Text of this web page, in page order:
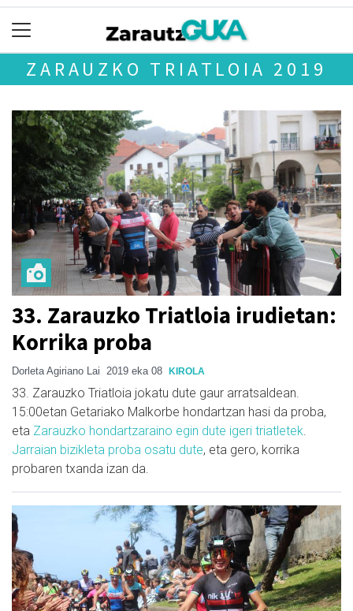
ZARAUZKO TRIATLOIA 2019
33. Zarauzko Triatloia irudietan:
Korrika proba
Dorleta Agiriano Lai 2019 eka 08 KIROLA
33. Zarauzko Triatloia jokatu dute gaur arratsaldean.
15:00etan Getariako Malkorbe hondartzan hasi da proba,
eta Zarauzko hondartzaraino egin dute igeri triatletek
Jarraian bizikleta proba osatu dute, eta gero, korrika
probaren txanda izan da.